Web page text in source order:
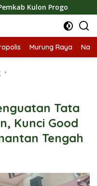
Progo
Murung Raya
Tata
Kunci Good
Tengah